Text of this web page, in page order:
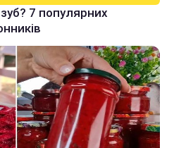
7 популярних